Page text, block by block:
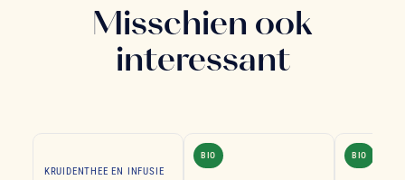
Misschien ook
interessant
KRUIDENTHEE EN INFUSIE
BIO BIO